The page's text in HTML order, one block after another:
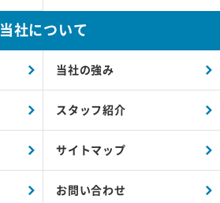
当社について
当社の強み
スタッフ紹介
サイトマップ
お問い合わせ